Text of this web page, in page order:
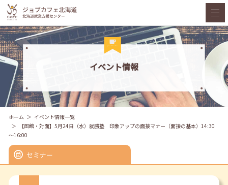
イベント情報
ホーム
イベント情報一覧
【函館・対面】5月24日（水）就勝塾 印象アップの面接マナー（面接の基本）14:30
～16:00
セミナー